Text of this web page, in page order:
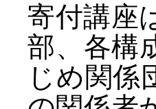
寄付講座
部、各構
じめ関係